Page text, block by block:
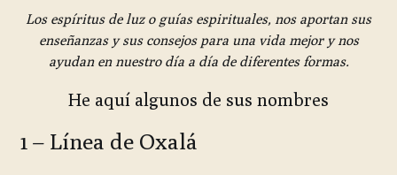
Los espíritus de luz o guías espirituales, nos aportan sus
enseñanzas y sus consejos para una vida mejor y nos
ayudan en nuestro día a día de diferentes formas.
He aquí algunos de sus nombres
1 – Línea de Oxalá